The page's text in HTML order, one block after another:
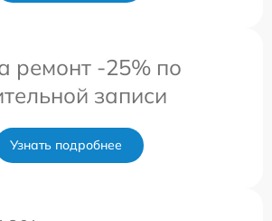
ремонт -25% по
записи
Узнать подробнее